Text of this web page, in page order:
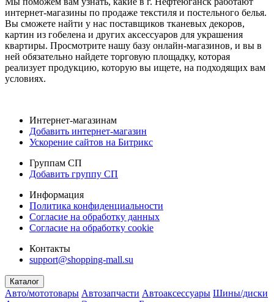
интернет-магазины по продаже текстиля и постельного белья.
Вы сможете найти у нас поставщиков тканевых декоров,
картин из гобелена и других аксессуаров для украшения
квартиры. Просмотрите нашу базу онлайн-магазинов, и вы в
ней обязательно найдете торговую площадку, которая
реализует продукцию, которую вы ищете, на подходящих вам
условиях.
Интернет-магазинам
Добавить интернет-магазин
Ускорение сайтов на Битрикс
Группам СП
Добавить группу СП
Информация
Политика конфиденциальности
Согласие на обработку данных
Согласие на обработку cookie
Контакты
support@shopping-mall.su
Каталог
Авто/мототовары Автозапчасти Автоаксессуары Шины/диски